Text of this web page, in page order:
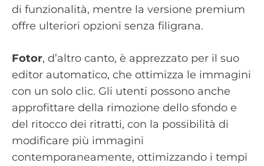
di funzionalità, mentre la versione premium
offre ulteriori opzioni senza filigrana.
Fotor, d’altro canto, è apprezzato per il suo
editor automatico, che ottimizza le immagini
con un solo clic. Gli utenti possono anche
approfittare della rimozione dello sfondo e
del ritocco dei ritratti, con la possibilità di
modificare più immagini
contemporaneamente, ottimizzando i tempi